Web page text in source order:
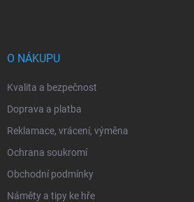
O NÁKUPU
Kvalita a bezpečnost
Doprava a platba
Reklamace, vrácení, výměna
Ochrana soukromí
Obchodní podmínky
Náměty a tipy ke hře